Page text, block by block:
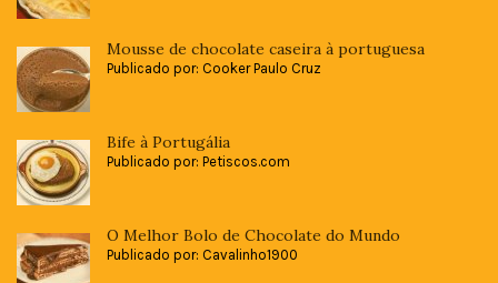
Mousse de chocolate caseira à portuguesa
Publicado por: Cooker Paulo Cruz
Bife à Portugália
Publicado por: Petiscos.com
O Melhor Bolo de Chocolate do Mundo
Publicado por: Cavalinho1900